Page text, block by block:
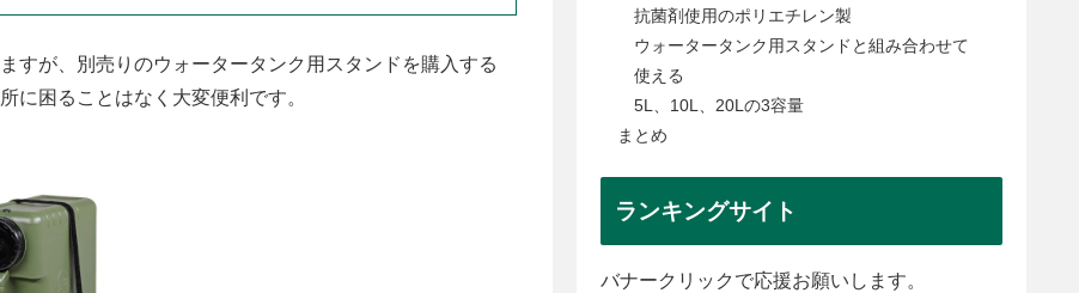
すが、別売りのウォータータンク用スタンドを購入する
に困ることはなく大変便利です。
抗菌剤使用のポリエチレン製
ウォータータンク用スタンドと組み合わせて
使える
5L、10L、20Lの3容量
まとめ
ランキングサイト
バナークリックで応援お願いします。